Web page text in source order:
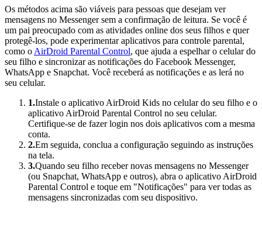
Os métodos acima são viáveis para pessoas que desejam ver
mensagens no Messenger sem a confirmação de leitura. Se você é
um pai preocupado com as atividades online dos seus filhos e quer
protegê-los, pode experimentar aplicativos para controle parental,
como o AirDroid Parental Control, que ajuda a espelhar o celular do
seu filho e sincronizar as notificações do Facebook Messenger,
WhatsApp e Snapchat. Você receberá as notificações e as lerá no
seu celular.
1.Instale o aplicativo AirDroid Kids no celular do seu filho e o
aplicativo AirDroid Parental Control no seu celular.
Certifique-se de fazer login nos dois aplicativos com a mesma
conta.
2.Em seguida, conclua a configuração seguindo as instruções
na tela.
3.Quando seu filho receber novas mensagens no Messenger
(ou Snapchat, WhatsApp e outros), abra o aplicativo AirDroid
Parental Control e toque em "Notificações" para ver todas as
mensagens sincronizadas com seu dispositivo.